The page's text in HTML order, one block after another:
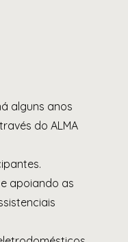
alguns anos
do ALMA
apoiando as